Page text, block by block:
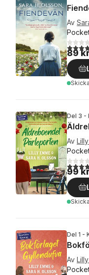
Av
4,1
89 kr
Del 3 -
Av
4,5
99 kr
Del 1 -
Av